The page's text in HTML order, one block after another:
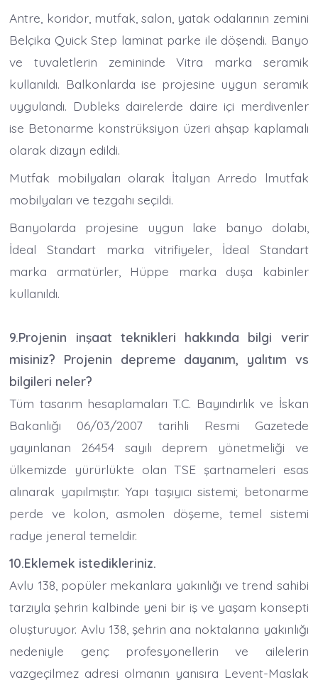
Antre, koridor, mutfak, salon, yatak odalarının zemini
Belçika Quick Step laminat parke ile döşendi. Banyo
ve tuvaletlerin zemininde Vitra marka seramik
kullanıldı. Balkonlarda ise projesine uygun seramik
uygulandı. Dubleks dairelerde daire içi merdivenler
ise Betonarme konstrüksiyon üzeri ahşap kaplamalı
olarak dizayn edildi.
Mutfak mobilyaları olarak İtalyan Arredo lmutfak
mobilyaları ve tezgahı seçildi.
Banyolarda projesine uygun lake banyo dolabı,
İdeal Standart marka vitrifiyeler, İdeal Standart
marka armatürler, Hüppe marka duşa kabinler
kullanıldı.
9.Projenin inşaat teknikleri hakkında bilgi verir
misiniz? Projenin depreme dayanım, yalıtım vs
bilgileri neler?
Tüm tasarım hesaplamaları T.C. Bayındırlık ve İskan
Bakanlığı 06/03/2007 tarihli Resmi Gazetede
yayınlanan 26454 sayılı deprem yönetmeliği ve
ülkemizde yürürlükte olan TSE şartnameleri esas
alınarak yapılmıştır. Yapı taşıyıcı sistemi; betonarme
perde ve kolon, asmolen döşeme, temel sistemi
radye jeneral temeldir.
10.Eklemek istedikleriniz.
Avlu 138, popüler mekanlara yakınlığı ve trend sahibi
tarzıyla şehrin kalbinde yeni bir iş ve yaşam konsepti
oluşturuyor. Avlu 138, şehrin ana noktalarına yakınlığı
nedeniyle genç profesyonellerin ve ailelerin
vazgeçilmez adresi olmanın yanısıra Levent-Maslak